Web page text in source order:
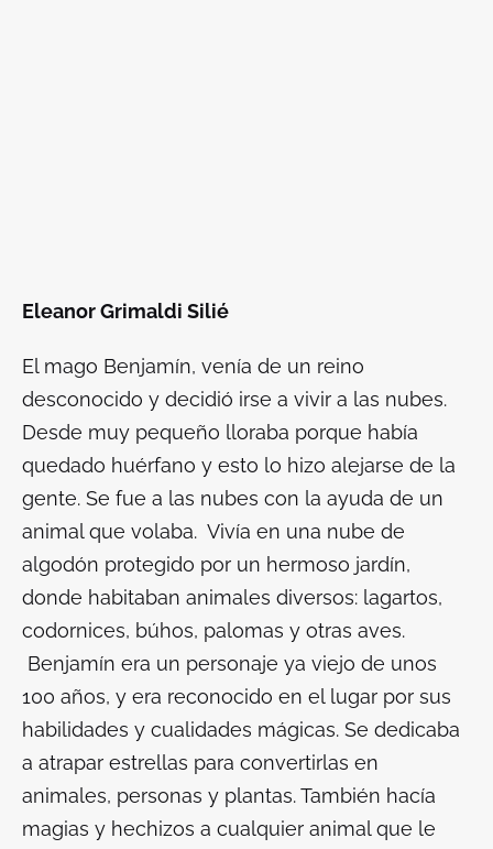
Eleanor Grimaldi Silié
El mago Benjamín, venía de un reino
desconocido y decidió irse a vivir a las nubes.
Desde muy pequeño lloraba porque había
quedado huérfano y esto lo hizo alejarse de la
gente. Se fue a las nubes con la ayuda de un
animal que volaba. Vivía en una nube de
algodón protegido por un hermoso jardín,
donde habitaban animales diversos: lagartos,
codornices, búhos, palomas y otras aves.
Benjamín era un personaje ya viejo de unos
100 años, y era reconocido en el lugar por sus
habilidades y cualidades mágicas. Se dedicaba
a atrapar estrellas para convertirlas en
animales, personas y plantas. También hacía
magias y hechizos a cualquier animal que le